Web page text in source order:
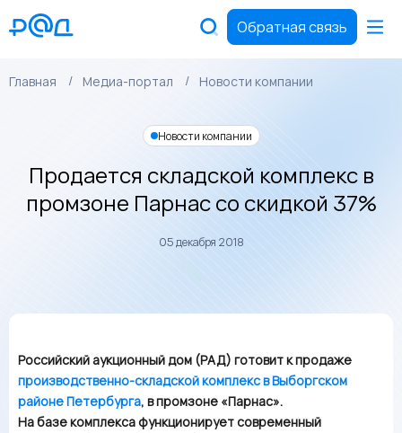
Обратная связь
Главная Медиа-портал Новости компании
Новости компании
Продается складской комплекс в
промзоне Парнас со скидкой 37%
05 декабря 2018
Российский аукционный дом (РАД) готовит к продаже
производственно-складской комплекс в Выборгском
районе Петербурга, в промзоне «Парнас».
На базе комплекса функционирует современный